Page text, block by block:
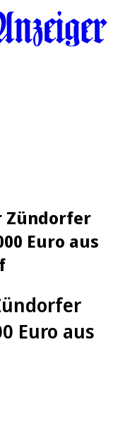
Zündorfer
Euro aus
Euro aus